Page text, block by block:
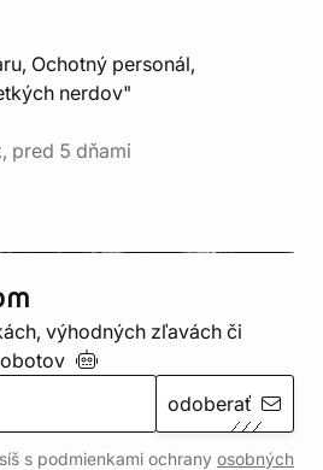
Ochotný personál,
nerdov"
pred 5 dňami
výhodných zľavách či
odoberať
s podmienkami ochrany osobných